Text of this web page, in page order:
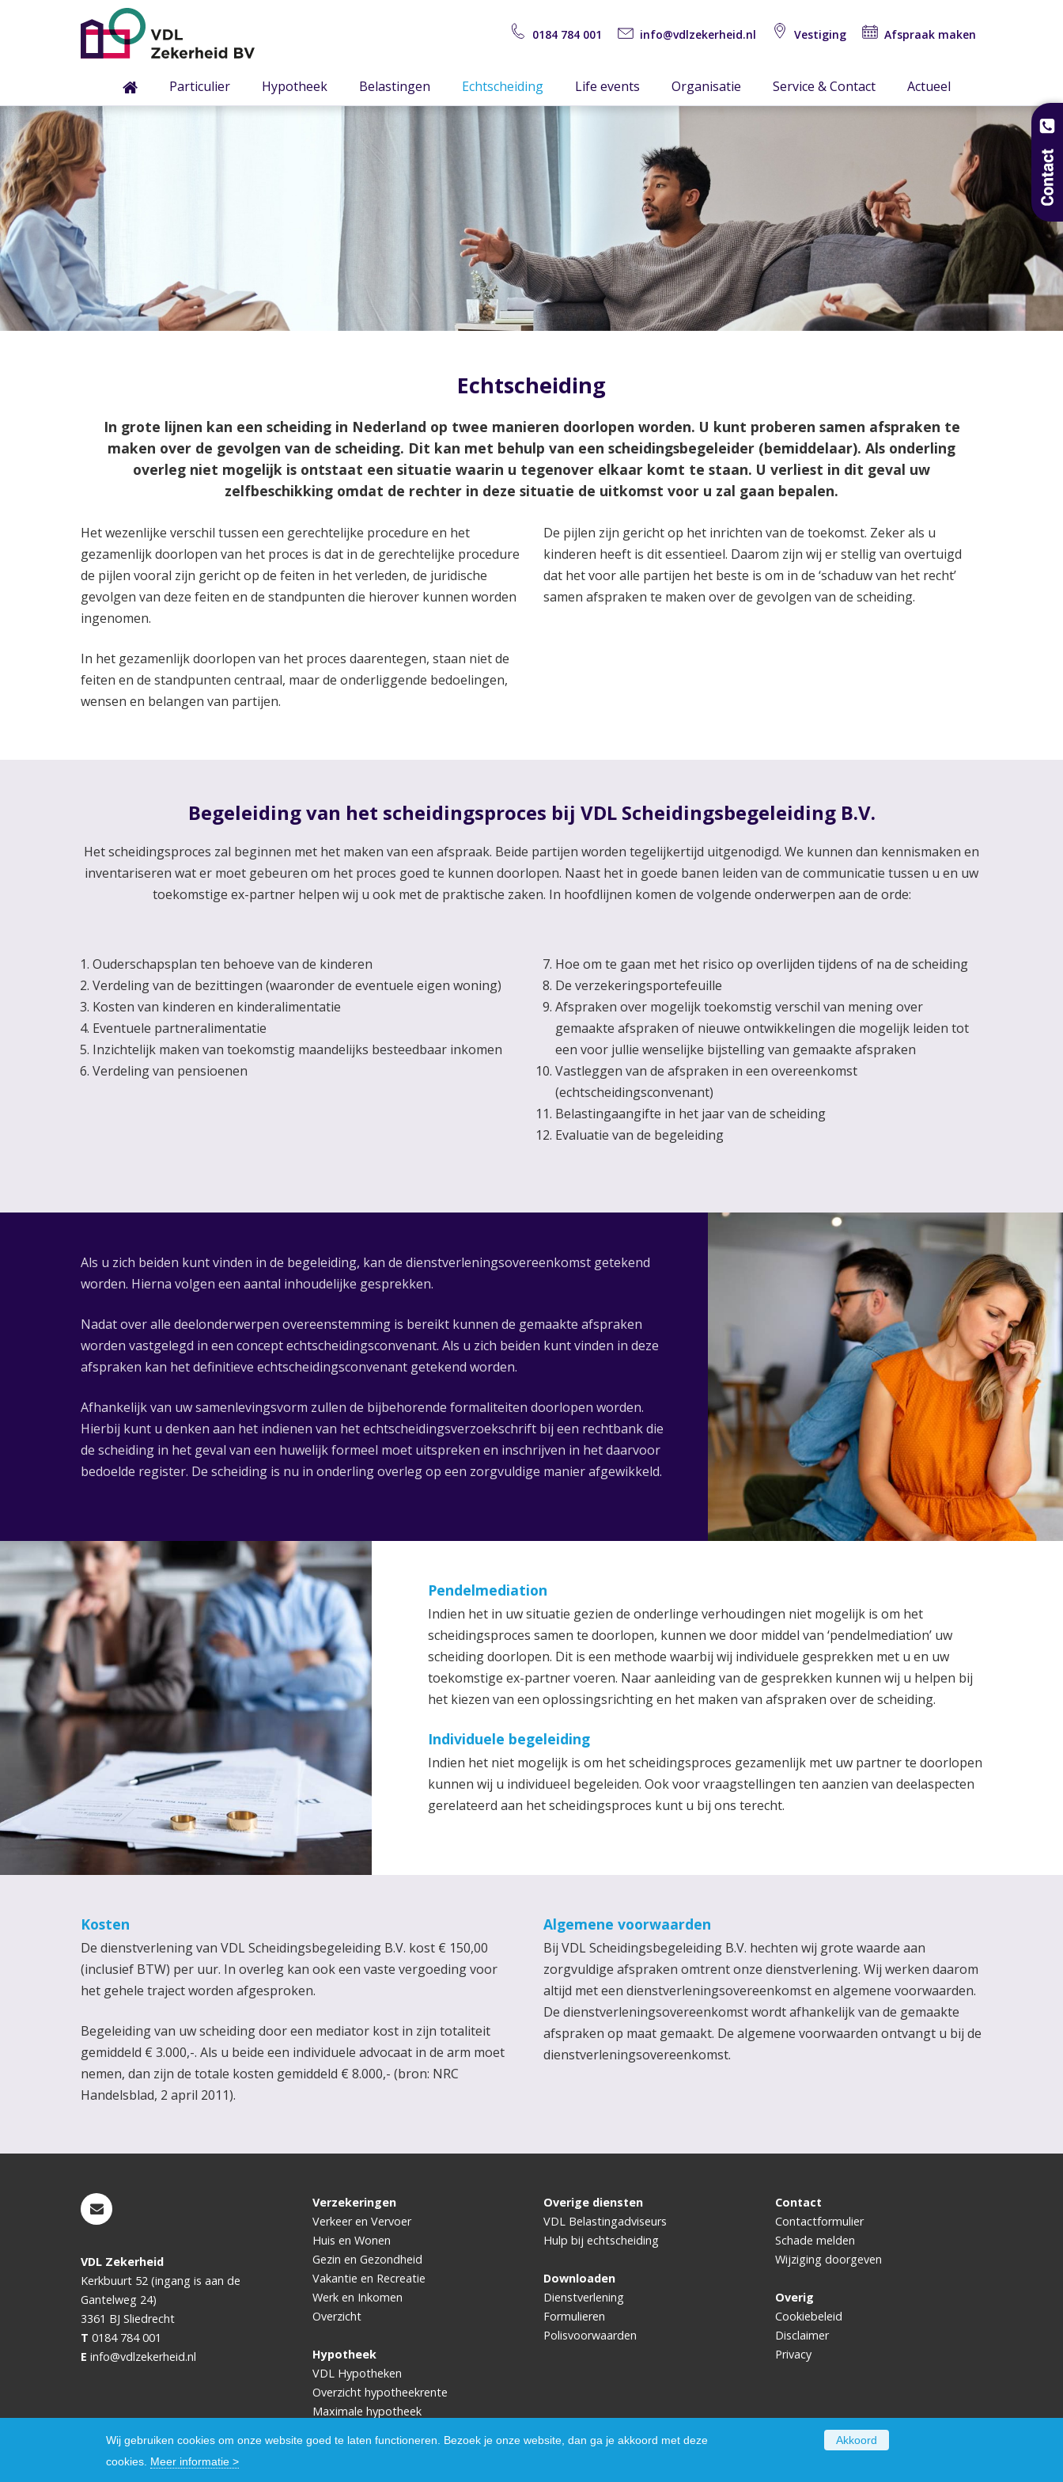
Wij gebruiken cookies om onze website goed te laten functioneren. Bezoek je onze website, dan ga je akkoord met deze
cookies. Meer informatie >
Akkoord
0184 784 001 info@vdlzekerheid.nl Vestiging Afspraak maken
Particulier Hypotheek Belastingen Echtscheiding Life events Organisatie Service & Contact Actueel
Echtscheiding
In grote lijnen kan een scheiding in Nederland op twee manieren doorlopen worden. U kunt proberen samen afspraken te
maken over de gevolgen van de scheiding. Dit kan met behulp van een scheidingsbegeleider (bemiddelaar). Als onderling
overleg niet mogelijk is ontstaat een situatie waarin u tegenover elkaar komt te staan. U verliest in dit geval uw
zelfbeschikking omdat de rechter in deze situatie de uitkomst voor u zal gaan bepalen.
Het wezenlijke verschil tussen een gerechtelijke procedure en het
gezamenlijk doorlopen van het proces is dat in de gerechtelijke procedure
de pijlen vooral zijn gericht op de feiten in het verleden, de juridische
gevolgen van deze feiten en de standpunten die hierover kunnen worden
ingenomen.
In het gezamenlijk doorlopen van het proces daarentegen, staan niet de
feiten en de standpunten centraal, maar de onderliggende bedoelingen,
wensen en belangen van partijen.
De pijlen zijn gericht op het inrichten van de toekomst. Zeker als u
kinderen heeft is dit essentieel. Daarom zijn wij er stellig van overtuigd
dat het voor alle partijen het beste is om in de ‘schaduw van het recht’
samen afspraken te maken over de gevolgen van de scheiding.
Begeleiding van het scheidingsproces bij VDL Scheidingsbegeleiding B.V.
Het scheidingsproces zal beginnen met het maken van een afspraak. Beide partijen worden tegelijkertijd uitgenodigd. We kunnen dan kennismaken en
inventariseren wat er moet gebeuren om het proces goed te kunnen doorlopen. Naast het in goede banen leiden van de communicatie tussen u en uw
toekomstige ex-partner helpen wij u ook met de praktische zaken. In hoofdlijnen komen de volgende onderwerpen aan de orde:
Ouderschapsplan ten behoeve van de kinderen
Verdeling van de bezittingen (waaronder de eventuele eigen woning)
Kosten van kinderen en kinderalimentatie
Eventuele partneralimentatie
Inzichtelijk maken van toekomstig maandelijks besteedbaar inkomen
Verdeling van pensioenen
Hoe om te gaan met het risico op overlijden tijdens of na de scheiding
De verzekeringsportefeuille
Afspraken over mogelijk toekomstig verschil van mening over
gemaakte afspraken of nieuwe ontwikkelingen die mogelijk leiden tot
een voor jullie wenselijke bijstelling van gemaakte afspraken
Vastleggen van de afspraken in een overeenkomst
(echtscheidingsconvenant)
Belastingaangifte in het jaar van de scheiding
Evaluatie van de begeleiding
Als u zich beiden kunt vinden in de begeleiding, kan de dienstverleningsovereenkomst getekend
worden. Hierna volgen een aantal inhoudelijke gesprekken.
Nadat over alle deelonderwerpen overeenstemming is bereikt kunnen de gemaakte afspraken
worden vastgelegd in een concept echtscheidingsconvenant. Als u zich beiden kunt vinden in deze
afspraken kan het definitieve echtscheidingsconvenant getekend worden.
Afhankelijk van uw samenlevingsvorm zullen de bijbehorende formaliteiten doorlopen worden.
Hierbij kunt u denken aan het indienen van het echtscheidingsverzoekschrift bij een rechtbank die
de scheiding in het geval van een huwelijk formeel moet uitspreken en inschrijven in het daarvoor
bedoelde register. De scheiding is nu in onderling overleg op een zorgvuldige manier afgewikkeld.
Pendelmediation
Indien het in uw situatie gezien de onderlinge verhoudingen niet mogelijk is om het
scheidingsproces samen te doorlopen, kunnen we door middel van ‘pendelmediation’ uw
scheiding doorlopen. Dit is een methode waarbij wij individuele gesprekken met u en uw
toekomstige ex-partner voeren. Naar aanleiding van de gesprekken kunnen wij u helpen bij
het kiezen van een oplossingsrichting en het maken van afspraken over de scheiding.
Individuele begeleiding
Indien het niet mogelijk is om het scheidingsproces gezamenlijk met uw partner te doorlopen
kunnen wij u individueel begeleiden. Ook voor vraagstellingen ten aanzien van deelaspecten
gerelateerd aan het scheidingsproces kunt u bij ons terecht.
Kosten
De dienstverlening van VDL Scheidingsbegeleiding B.V. kost € 150,00
(inclusief BTW) per uur. In overleg kan ook een vaste vergoeding voor
het gehele traject worden afgesproken.
Begeleiding van uw scheiding door een mediator kost in zijn totaliteit
gemiddeld € 3.000,-. Als u beide een individuele advocaat in de arm moet
nemen, dan zijn de totale kosten gemiddeld € 8.000,- (bron: NRC
Handelsblad, 2 april 2011).
Algemene voorwaarden
Bij VDL Scheidingsbegeleiding B.V. hechten wij grote waarde aan
zorgvuldige afspraken omtrent onze dienstverlening. Wij werken daarom
altijd met een dienstverleningsovereenkomst en algemene voorwaarden.
De dienstverleningsovereenkomst wordt afhankelijk van de gemaakte
afspraken op maat gemaakt. De algemene voorwaarden ontvangt u bij de
dienstverleningsovereenkomst.
VDL Zekerheid
Kerkbuurt 52 (ingang is aan de
Gantelweg 24)
3361 BJ Sliedrecht
T 0184 784 001
E info@vdlzekerheid.nl
Verzekeringen
Verkeer en Vervoer
Huis en Wonen
Gezin en Gezondheid
Vakantie en Recreatie
Werk en Inkomen
Overzicht
Hypotheek
VDL Hypotheken
Overzicht hypotheekrente
Maximale hypotheek
Overige diensten
VDL Belastingadviseurs
Hulp bij echtscheiding
Downloaden
Dienstverlening
Formulieren
Polisvoorwaarden
Contact
Contactformulier
Schade melden
Wijziging doorgeven
Overig
Cookiebeleid
Disclaimer
Privacy